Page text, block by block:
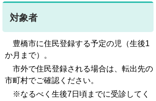
対象者
豊橋市に住民登録する予定の児（生後1
か月まで）。
市外で住民登録される場合は、転出先の
市町村でご確認ください。
※なるべく生後7日頃までに受診してく